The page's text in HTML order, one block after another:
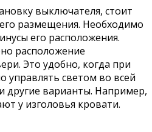
выключателя, стоит
размещения. Необходимо
его расположения.
расположение
Это удобно, когда при
управлять светом во всей
другие варианты. Например,
у изголовья кровати.